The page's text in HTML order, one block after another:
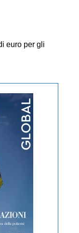
euro per gli